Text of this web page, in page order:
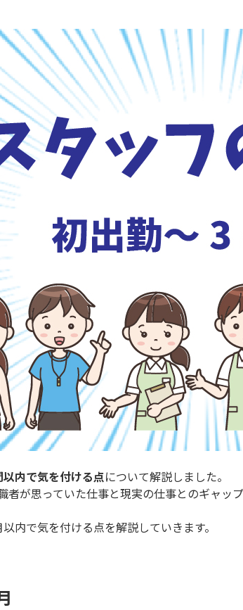
以内で気を付ける点について解説しました。
者が思っていた仕事と現実の仕事とのギャッ
内で気を付ける点を解説していきます。